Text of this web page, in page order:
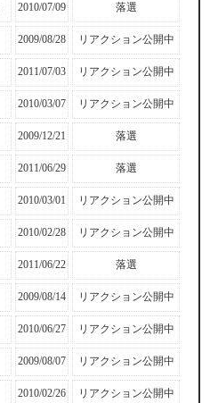
2010/07/09 落選
2009/08/28 リアクション公開中
2011/07/03 リアクション公開中
2010/03/07 リアクション公開中
2009/12/21 落選
2011/06/29 落選
2010/03/01 リアクション公開中
2010/02/28 リアクション公開中
2011/06/22 落選
2009/08/14 リアクション公開中
2010/06/27 リアクション公開中
2009/08/07 リアクション公開中
2010/02/26 リアクション公開中